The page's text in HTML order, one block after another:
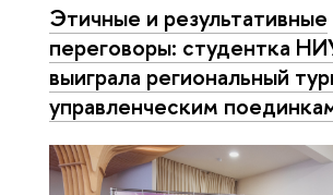
Этичные и результативные
переговоры: студентка
выиграла региональный
управленческим